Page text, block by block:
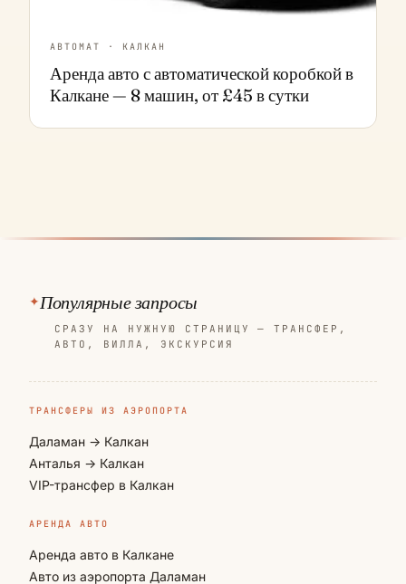
АВТОМАТ · КАЛКАН
Аренда авто с автоматической коробкой в
Калкане — 8 машин, от £45 в сутки
Популярные запросы
СРАЗУ НА НУЖНУЮ СТРАНИЦУ — ТРАНСФЕР,
АВТО, ВИЛЛА, ЭКСКУРСИЯ
ТРАНСФЕРЫ ИЗ АЭРОПОРТА
Даламан → Калкан
Анталья → Калкан
VIP-трансфер в Калкан
АРЕНДА АВТО
Аренда авто в Калкане
Авто из аэропорта Даламан